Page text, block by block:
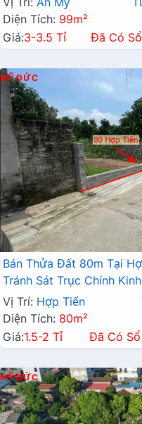
Diện Tích: 99m²
Giá:3-3.5 Tỉ Đã Có Sổ
MỸ ĐỨC
Bán Thửa Đất 80m Tại
Tránh Sát Trục Chính
Vị Trí: Hợp Tiến
Diện Tích: 80m²
Giá:1.5-2 Tỉ Đã Có Sổ
MỸ ĐỨC